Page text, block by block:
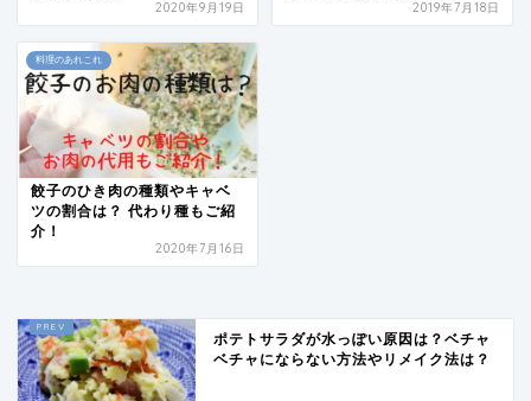
2020年9月19日 2019年7月18日
料理のあれこれ
餃子のひき肉の種類やキャベ
ツの割合は？ 代わり種もご紹
介！
2020年7月16日
ポテトサラダが水っぽい原因は？ベチャ
ベチャにならない方法やリメイク法は？